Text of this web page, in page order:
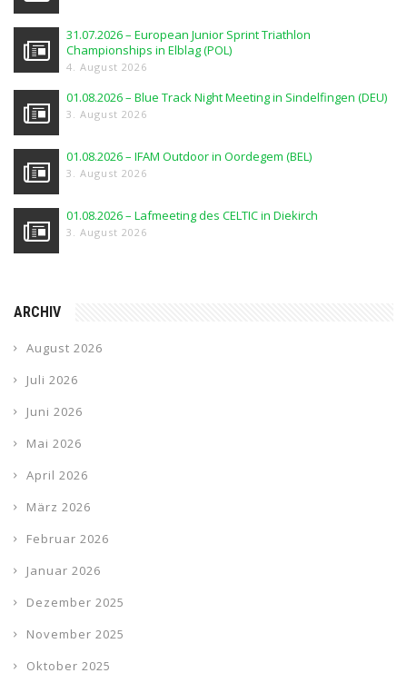
31.07.2026 – European Junior Sprint Triathlon
Championships in Elblag (POL)
4. August 2026
01.08.2026 – Blue Track Night Meeting in Sindelfingen (DEU)
3. August 2026
01.08.2026 – IFAM Outdoor in Oordegem (BEL)
3. August 2026
01.08.2026 – Lafmeeting des CELTIC in Diekirch
3. August 2026
ARCHIV
August 2026
Juli 2026
Juni 2026
Mai 2026
April 2026
März 2026
Februar 2026
Januar 2026
Dezember 2025
November 2025
Oktober 2025